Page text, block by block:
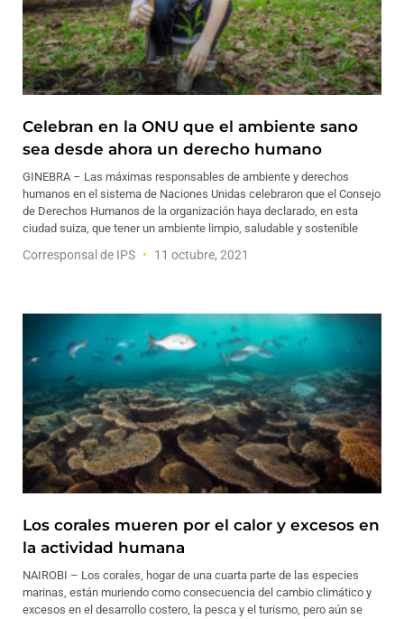
Celebran en la ONU que el ambiente sano
sea desde ahora un derecho humano
GINEBRA – Las máximas responsables de ambiente y derechos
humanos en el sistema de Naciones Unidas celebraron que el Consejo
de Derechos Humanos de la organización haya declarado, en esta
ciudad suiza, que tener un ambiente limpio, saludable y sostenible
Corresponsal de IPS 11 octubre, 2021
Los corales mueren por el calor y excesos en
la actividad humana
NAIROBI – Los corales, hogar de una cuarta parte de las especies
marinas, están muriendo como consecuencia del cambio climático y
excesos en el desarrollo costero, la pesca y el turismo, pero aún se